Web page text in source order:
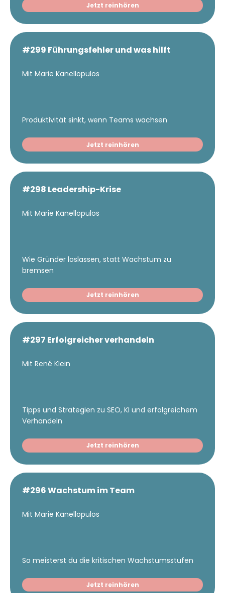
Jetzt reinhören
#299 Führungsfehler und was hilft
Mit Marie Kanellopulos
Produktivität sinkt, wenn Teams wachsen
Jetzt reinhören
#298 Leadership-Krise
Mit Marie Kanellopulos
Wie Gründer loslassen, statt Wachstum zu
bremsen
Jetzt reinhören
#297 Erfolgreicher verhandeln
Mit René Klein
Tipps und Strategien zu SEO, KI und erfolgreichem
Verhandeln
Jetzt reinhören
#296 Wachstum im Team
Mit Marie Kanellopulos
So meisterst du die kritischen Wachstumsstufen
Jetzt reinhören